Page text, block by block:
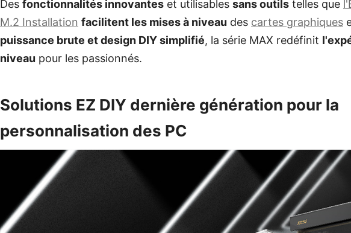
Des fonctionnalités innovantes et utilisables sans outils telles que
M.2 Installation facilitent les mises à niveau des cartes graphiques
puissance brute et design DIY simplifié, la série MAX redéfinit
niveau pour les passionnés.
Solutions EZ DIY dernière génération pour la
personnalisation des PC